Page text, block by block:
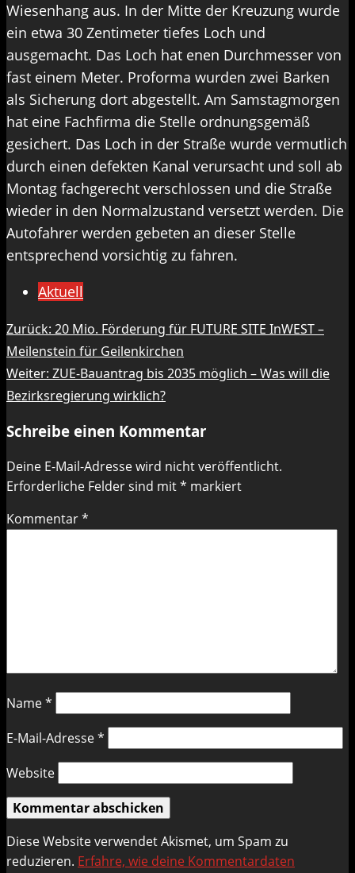
Wiesenhang aus. In der Mitte der Kreuzung wurde
ein etwa 30 Zentimeter tiefes Loch und
ausgemacht. Das Loch hat enen Durchmesser von
fast einem Meter. Proforma wurden zwei Barken
als Sicherung dort abgestellt. Am Samstagmorgen
hat eine Fachfirma die Stelle ordnungsgemäß
gesichert. Das Loch in der Straße wurde vermutlich
durch einen defekten Kanal verursacht und soll ab
Montag fachgerecht verschlossen und die Straße
wieder in den Normalzustand versetzt werden. Die
Autofahrer werden gebeten an dieser Stelle
entsprechend vorsichtig zu fahren.
Aktuell
Beitragsnavigation
Zurück: 20 Mio. Förderung für FUTURE SITE InWEST –
Meilenstein für Geilenkirchen
Weiter: ZUE-Bauantrag bis 2035 möglich – Was will die
Bezirksregierung wirklich?
Schreibe einen Kommentar
Deine E-Mail-Adresse wird nicht veröffentlicht.
Erforderliche Felder sind mit* markiert
Kommentar*
Name*
E-Mail-Adresse*
Website
Diese Website verwendet Akismet, um Spam zu
reduzieren. Erfahre, wie deine Kommentardaten